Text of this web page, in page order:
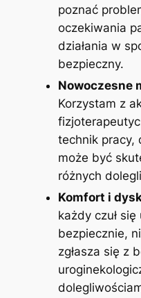
poznać
oczekiwania
działania w
bezpieczny.
Nowoczesne
Korzystam z
technik pracy,
może być
różnych
Komfort i
każdy czuł
bezpiecznie,
zgłasza się z